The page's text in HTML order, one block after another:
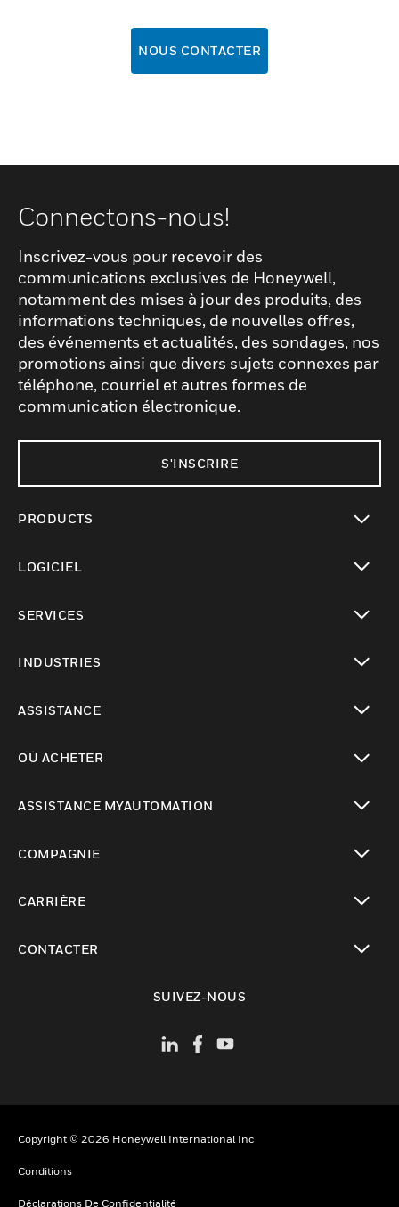
NOUS CONTACTER
Connectons-nous!
Inscrivez-vous pour recevoir des
communications exclusives de Honeywell,
notamment des mises à jour des produits, des
informations techniques, de nouvelles offres,
des événements et actualités, des sondages, nos
promotions ainsi que divers sujets connexes par
téléphone, courriel et autres formes de
communication électronique.
S'INSCRIRE
PRODUCTS
LOGICIEL
SERVICES
INDUSTRIES
ASSISTANCE
OÙ ACHETER
ASSISTANCE MYAUTOMATION
COMPAGNIE
CARRIÈRE
CONTACTER
SUIVEZ-NOUS
Copyright © 2026 Honeywell International Inc
Conditions
Déclarations De Confidentialité